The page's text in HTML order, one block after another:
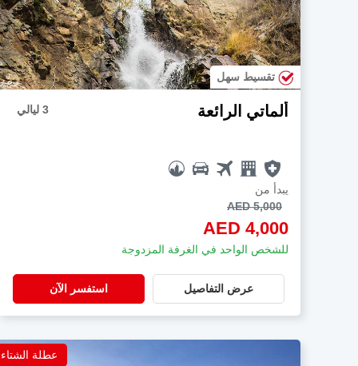
تقسيط سهل
ألماتي الرائعة 3 ليالي
يبدأ من
AED 5,000
AED 4,000
للشخص الواحد في الغرفة المزدوجة
عرض التفاصيل استفسر الآن
عطلة الشتاء